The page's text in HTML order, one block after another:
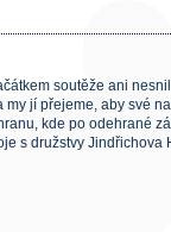
soutěže ani
jí přejeme, aby své
kde po odehrané
s družstvy Jindřichova